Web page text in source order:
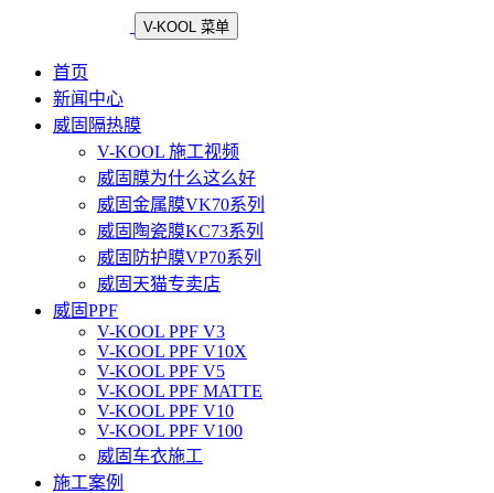
V-KOOL 菜单
首页
新闻中心
威固隔热膜
V-KOOL 施工视频
威固膜为什么这么好
威固金属膜VK70系列
威固陶瓷膜KC73系列
威固防护膜VP70系列
威固天猫专卖店
威固PPF
V-KOOL PPF V3
V-KOOL PPF V10X
V-KOOL PPF V5
V-KOOL PPF MATTE
V-KOOL PPF V10
V-KOOL PPF V100
威固车衣施工
施工案例